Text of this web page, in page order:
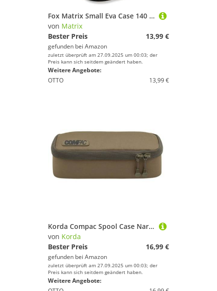
Fox Matrix Small Eva Case 140 14x14x12cm - Angeltasche, Zubehörtasche, Tasche für Angelzubehör, Anglertasche
von Matrix
Bester Preis
13,99 €
gefunden bei Amazon
zuletzt überprüft am 27.09.2025 um 00:03; der
Preis kann sich seitdem geändert haben.
Weitere Angebote:
OTTO
13,99 €
Korda Compac Spool Case Narrow 22x8,5x8cm - Angeltasche für Rollenspulen, Zubehörtasche, Transporttasche
von Korda
Bester Preis
16,99 €
gefunden bei Amazon
zuletzt überprüft am 27.09.2025 um 00:03; der
Preis kann sich seitdem geändert haben.
Weitere Angebote: